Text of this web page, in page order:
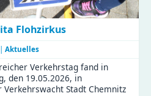
Flohzirkus
Aktuelles
Verkehrstag fand in
den 19.05.2026, in
Stadt Chemnitz